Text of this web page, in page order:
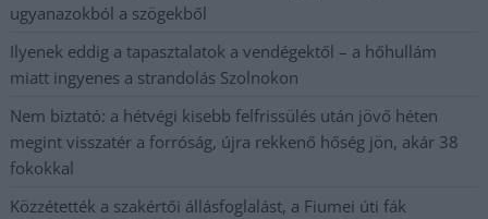
ugyanazokból a szögekből
Ilyenek eddig a tapasztalatok a vendégektől – a hőhullám
miatt ingyenes a strandolás Szolnokon
Nem biztató: a hétvégi kisebb felfrissülés után jövő héten
megint visszatér a forróság, újra rekkenő hőség jön, akár 38
fokokkal
Közzétették a szakértői állásfoglalást, a Fiumei úti fák